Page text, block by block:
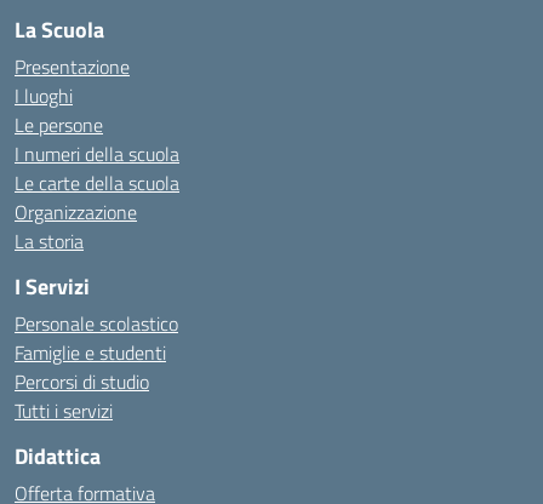
La Scuola
Presentazione
I luoghi
Le persone
I numeri della scuola
Le carte della scuola
Organizzazione
La storia
I Servizi
Personale scolastico
Famiglie e studenti
Percorsi di studio
Tutti i servizi
Didattica
Offerta formativa